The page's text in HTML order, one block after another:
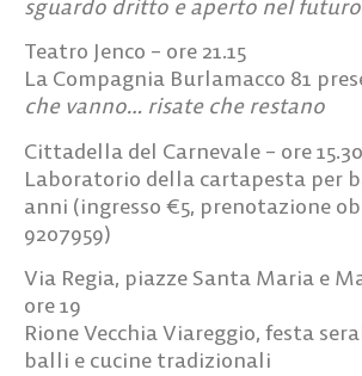
sguardo dritto e aperto nel futuro
Teatro Jenco – ore 21.15
La Compagnia Burlamacco 81
che vanno… risate che restano
Cittadella del Carnevale – ore 15.30
Laboratorio della cartapesta per
anni (ingresso €5, prenotazione
9207959)
Via Regia, piazze Santa Maria e
ore 19
Rione Vecchia Viareggio, festa
balli e cucine tradizionali